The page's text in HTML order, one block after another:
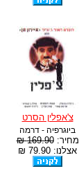
צ'אפלין הסרט
ביוגרפיה - דרמה
מחיר:169.90 ₪
אצלנו: 79.90 ₪